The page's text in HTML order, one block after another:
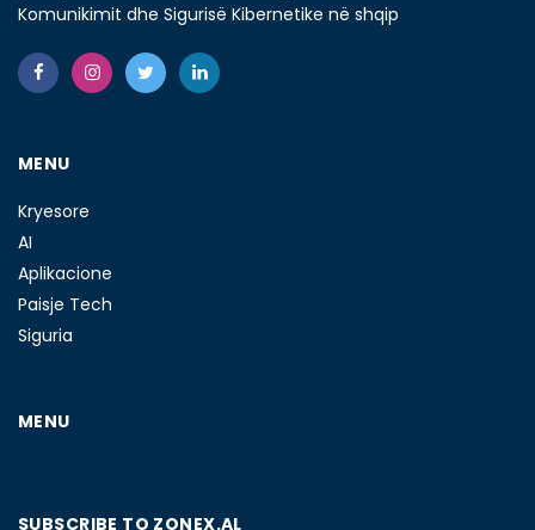
Komunikimit dhe Sigurisë Kibernetike në shqip
MENU
Kryesore
AI
Aplikacione
Paisje Tech
Siguria
MENU
SUBSCRIBE TO ZONEX.AL